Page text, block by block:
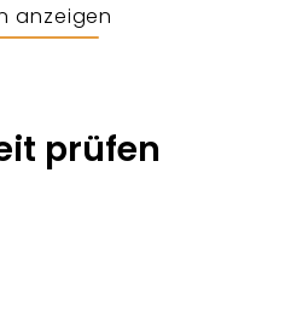
anzeigen
prüfen